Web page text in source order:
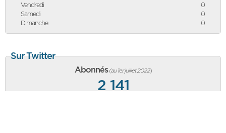
Vendredi
0
Samedi
0
Dimanche
0
Sur Twitter
Abonnés (au 1er juillet 2022)
2 141